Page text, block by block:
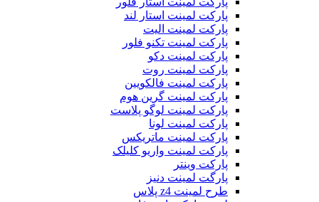
پارکت لمینت استار لند
پارکت لمینت الیت
پارکت لمینت تکنو فلور
پارکت لمینت دکو
پارکت لمینت روت
پارکت لمینت فالکویین
پارکت لمینت گرین هوم
پارکت لمینت لوگو پلاست
پارکت لمینت لونا
پارکت لمینت ماتریکس
پارکت لمینت واریو کلیلک
پارکت وینتر
پارگت لمینت دنیز
طرح لمینت z4 پلاس